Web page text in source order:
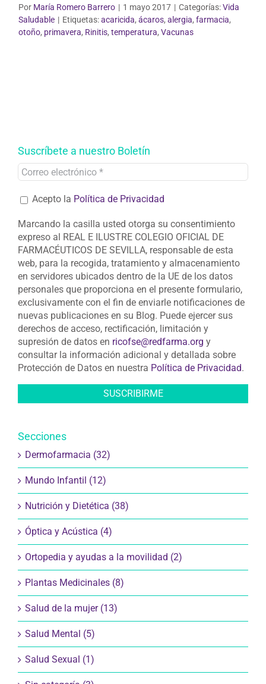
Por María Romero Barrero | 1 mayo 2017 | Categorías:Vida
Saludable | Etiquetas:acaricida, ácaros, alergia, farmacia,
otoño, primavera, Rinitis, temperatura, Vacunas
Suscríbete a nuestro Boletín
Acepto la Política de Privacidad
Marcando la casilla usted otorga su consentimiento
expreso al REAL E ILUSTRE COLEGIO OFICIAL DE
FARMACÉUTICOS DE SEVILLA, responsable de esta
web, para la recogida, tratamiento y almacenamiento
en servidores ubicados dentro de la UE de los datos
personales que proporciona en el presente formulario,
exclusivamente con el fin de enviarle notificaciones de
nuevas publicaciones en su Blog. Puede ejercer sus
derechos de acceso, rectificación, limitación y
supresión de datos en ricofse@redfarma.org y
consultar la información adicional y detallada sobre
Protección de Datos en nuestra Política de Privacidad.
Secciones
Dermofarmacia (32)
Mundo Infantil (12)
Nutrición y Dietética (38)
Óptica y Acústica (4)
Ortopedia y ayudas a la movilidad (2)
Plantas Medicinales (8)
Salud de la mujer (13)
Salud Mental (5)
Salud Sexual (1)